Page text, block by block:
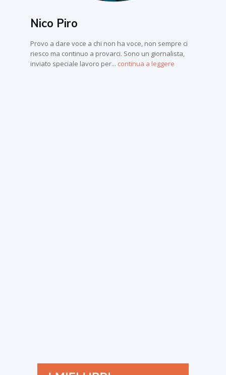
Nico Piro
Provo a dare voce a chi non ha voce, non sempre ci
riesco ma continuo a provarci. Sono un giornalista,
inviato speciale lavoro per... continua a leggere